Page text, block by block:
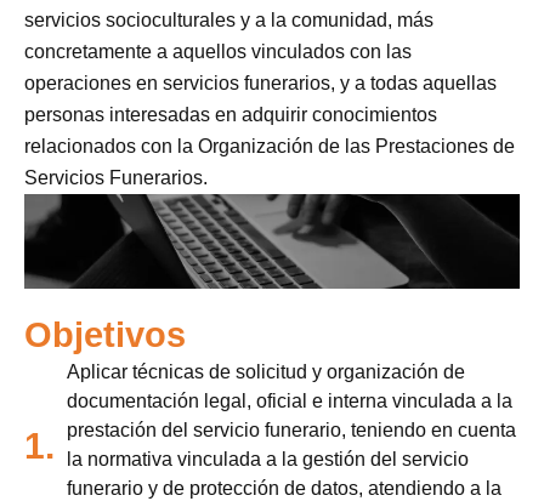
servicios socioculturales y a la comunidad, más
concretamente a aquellos vinculados con las
operaciones en servicios funerarios, y a todas aquellas
personas interesadas en adquirir conocimientos
relacionados con la Organización de las Prestaciones de
Servicios Funerarios.
Objetivos
1.
Aplicar técnicas de solicitud y organización de
documentación legal, oficial e interna vinculada a la
prestación del servicio funerario, teniendo en cuenta
la normativa vinculada a la gestión del servicio
funerario y de protección de datos, atendiendo a la